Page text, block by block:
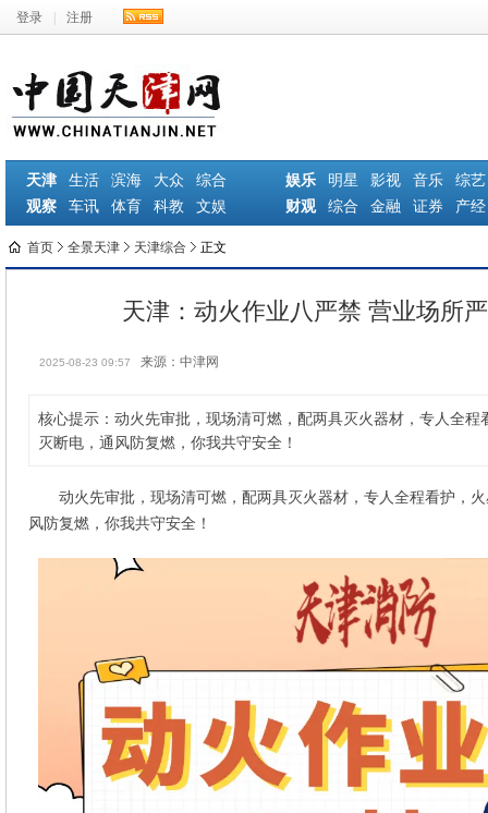
登录 注册
天津 生活 滨海 大众
综合
观察
车讯 体育 科教 文娱
娱乐 明星 影视 音乐
综艺
财观
综合 金融 证券 产经
首页 全景天津 天津综合 正文
天津：动火作业八严禁 营业场所
2025-08-23 09:57 来源：中津网
核心提示：动火先审批，现场清可燃，配两具灭火器材，专人全程
灭断电，通风防复燃，你我共守安全！
动火先审批，现场清可燃，配两具灭火器材，专人全程看护，
风防复燃，你我共守安全！